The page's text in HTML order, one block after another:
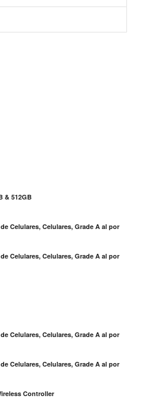
& 512GB
Celulares, Celulares, Grade A al por
Celulares, Celulares, Grade A al por
Celulares, Celulares, Grade A al por
Celulares, Celulares, Grade A al por
Controller